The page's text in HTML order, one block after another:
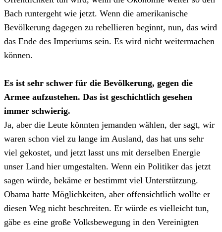
Bach runtergeht wie jetzt. Wenn die amerikanische
Bevölkerung dagegen zu rebellieren beginnt, nun, das wird
das Ende des Imperiums sein. Es wird nicht weitermachen
können.
Es ist sehr schwer für die Bevölkerung, gegen die
Armee aufzustehen. Das ist geschichtlich gesehen
immer schwierig.
Ja, aber die Leute könnten jemanden wählen, der sagt, wir
waren schon viel zu lange im Ausland, das hat uns sehr
viel gekostet, und jetzt lasst uns mit derselben Energie
unser Land hier umgestalten. Wenn ein Politiker das jetzt
sagen würde, bekäme er bestimmt viel Unterstützung.
Obama hatte Möglichkeiten, aber offensichtlich wollte er
diesen Weg nicht beschreiten. Er würde es vielleicht tun,
gäbe es eine große Volksbewegung in den Vereinigten